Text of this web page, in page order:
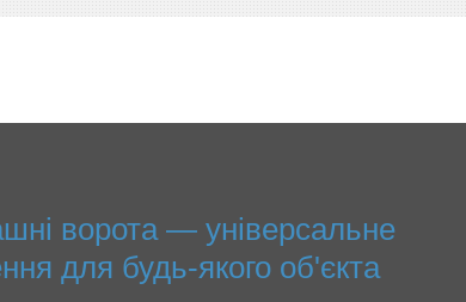
ворота — універсальне
для будь-якого об'єкта